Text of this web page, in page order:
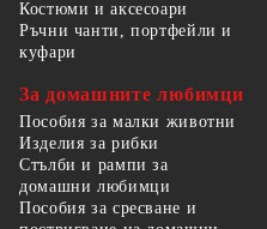
Костюми и аксесоари
Ръчни чанти, портфейли и
куфари
За домашните любимци
Пособия за малки животни
Изделия за рибки
Стълби и рампи за
домашни любимци
Пособия за сресване и